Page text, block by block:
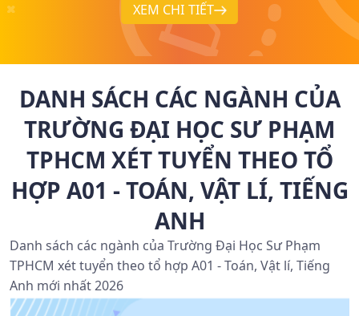
XEM CHI TIẾT
DANH SÁCH CÁC NGÀNH CỦA
TRƯỜNG ĐẠI HỌC SƯ PHẠM
TPHCM XÉT TUYỂN THEO TỔ
HỢP A01 - TOÁN, VẬT LÍ, TIẾNG
ANH
Danh sách các ngành của Trường Đại Học Sư Phạm
TPHCM xét tuyển theo tổ hợp A01 - Toán, Vật lí, Tiếng
Anh mới nhất 2026